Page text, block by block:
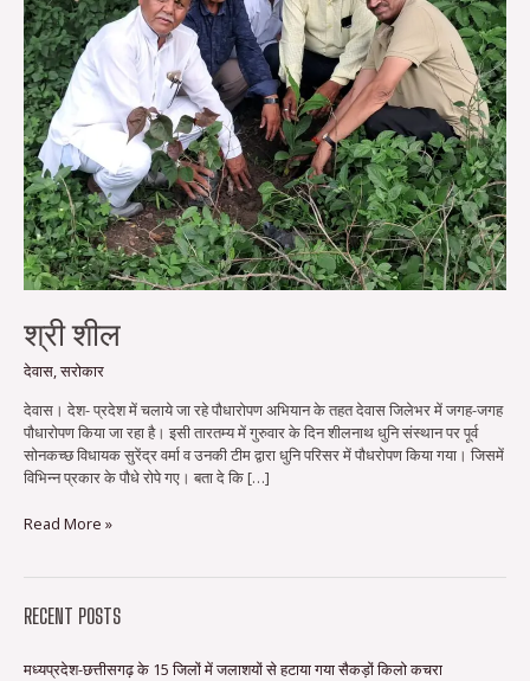
श्री शील
देवास,सरोकार
देवास। देश- प्रदेश में चलाये जा रहे पौधारोपण अभियान के तहत देवास जिलेभर में जगह-जगह
पौधारोपण किया जा रहा है। इसी तारतम्य में गुरुवार के दिन शीलनाथ धुनि संस्थान पर पूर्व
सोनकच्छ विधायक सुरेंद्र वर्मा व उनकी टीम द्वारा धुनि परिसर में पौधरोपण किया गया। जिसमें
विभिन्न प्रकार के पौधे रोपे गए। बता दे कि […]
Read More »
RECENT POSTS
मध्यप्रदेश-छत्तीसगढ़ के 15 जिलों में जलाशयों से हटाया गया सैकड़ों किलो कचरा